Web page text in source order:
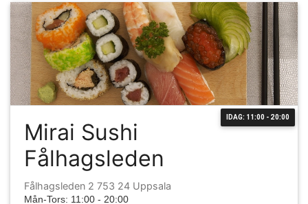
IDAG: 11:00 - 20:00
Mirai Sushi
Fålhagsleden
Fålhagsleden 2 753 24 Uppsala
Mån-Tors: 11:00 - 20:00